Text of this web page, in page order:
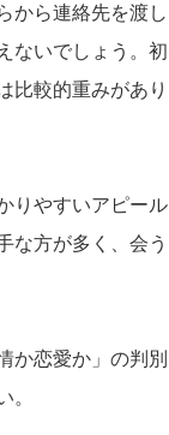
から連絡先を渡し
ないでしょう。初
比較的重みがあり
りやすいアピール
な方が多く、会う
か恋愛か」の判別
。